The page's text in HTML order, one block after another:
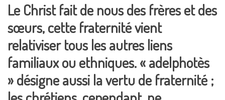
Le Christ fait de nous des frères et des
sœurs, cette fraternité vient
relativiser tous les autres liens
familiaux ou ethniques. « adelphotès
» désigne aussi la vertu de fraternité ;